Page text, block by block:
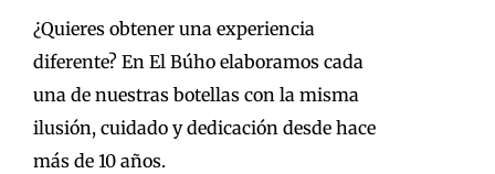
¿Quieres obtener una experiencia
diferente? En El Búho elaboramos cada
una de nuestras botellas con la misma
ilusión, cuidado y dedicación desde hace
más de 10 años.